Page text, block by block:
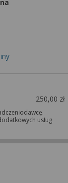
250,00 zł
usług